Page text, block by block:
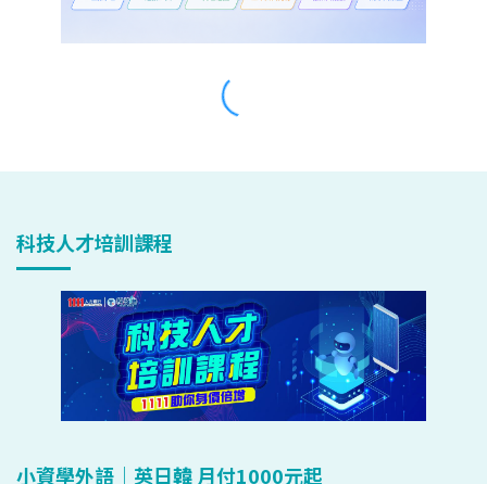
科技人才培訓課程
小資學外語｜英日韓 月付1000元起